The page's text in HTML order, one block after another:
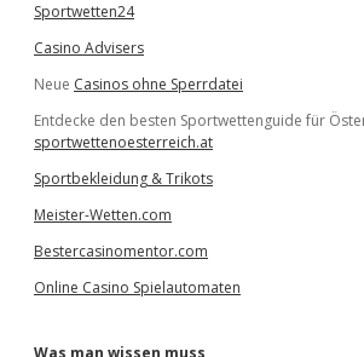
Sportwetten24
Casino Advisers
Neue Casinos ohne Sperrdatei
Entdecke den besten Sportwettenguide für
sportwettenoesterreich.at
Sportbekleidung & Trikots
Meister-Wetten.com
Bestercasinomentor.com
Online Casino Spielautomaten
Was man wissen muss